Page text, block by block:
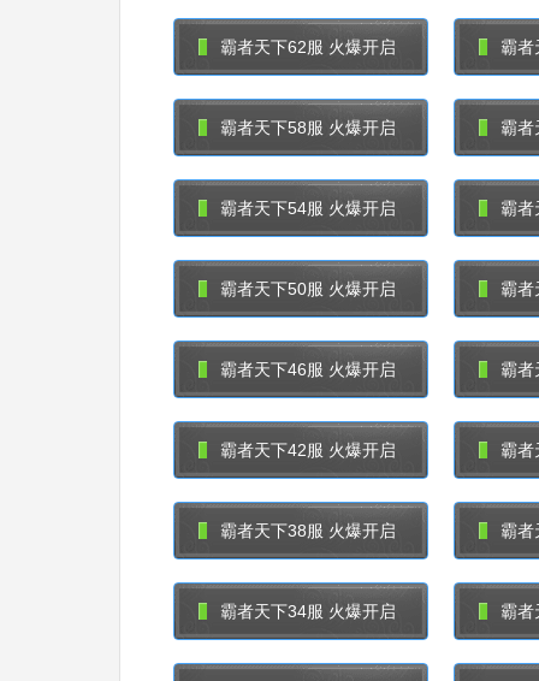
霸者天下62服 火爆开启 霸者
霸者天下58服 火爆开启 霸者
霸者天下54服 火爆开启 霸者
霸者天下50服 火爆开启 霸者
霸者天下46服 火爆开启 霸者
霸者天下42服 火爆开启 霸者
霸者天下38服 火爆开启 霸者
霸者天下34服 火爆开启 霸者